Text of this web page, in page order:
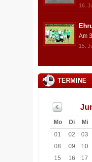
16.
Am
15.
TERMINE
Mo Di Mi
01
02 03
08
09 10
15
16 17